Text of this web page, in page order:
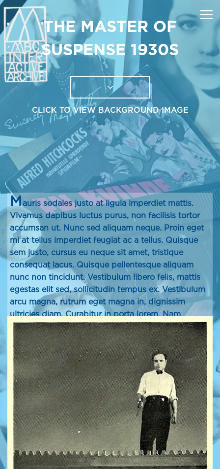
THE MASTER OF
SUSPENSE 1930S
CLICK TO VIEW BACKGROUND IMAGE
Mauris sodales justo at ligula imperdiet mattis.
Vivamus dapibus luctus purus, non facilisis tortor
accumsan ut. Nunc sed aliquam neque. Proin eget
mi at tellus imperdiet feugiat ac a tellus. Quisque
sem justo, cursus eu neque sit amet, tristique
consequat lacus. Quisque pellentesque aliquam
nunc non tincidunt. Vestibulum libero felis, mattis
egestas elit sed, sollicitudin tempus ex. Vestibulum
arcu magna, rutrum eget magna in, dignissim
ultricies diam. Curabitur in porta lorem. Nam
congue laoreet sem id consectetur.